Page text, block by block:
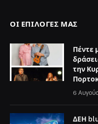
ΟΙ ΕΠΙΛΟΓΈΣ ΜΑΣ
Πέντε
την
6
ΔΕΗ